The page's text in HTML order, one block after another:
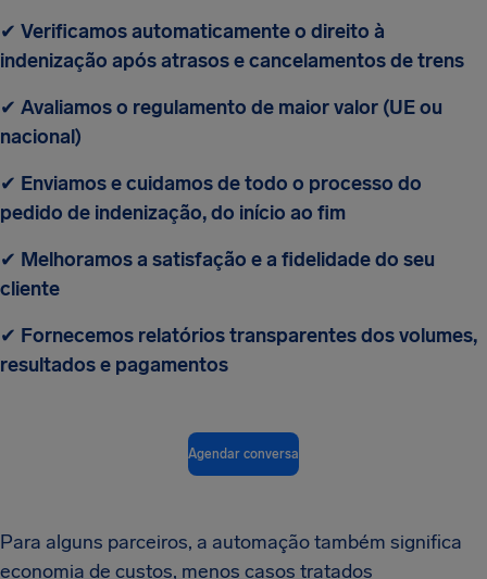
✔ Verificamos automaticamente o direito à
indenização após atrasos e cancelamentos de trens
✔ Avaliamos o regulamento de maior valor (UE ou
nacional)
✔ Enviamos e cuidamos de todo o processo do
pedido de indenização, do início ao fim
✔ Melhoramos a satisfação e a fidelidade do seu
cliente
✔ Fornecemos relatórios transparentes dos volumes,
resultados e pagamentos
Agendar conversa
Para alguns parceiros, a automação também significa
economia de custos, menos casos tratados